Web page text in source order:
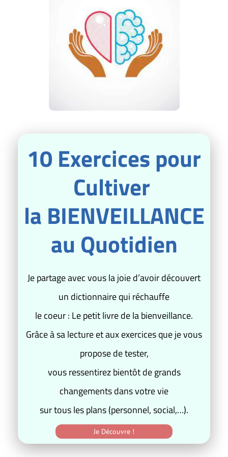
10 Exercices pour
Cultiver
la BIENVEILLANCE
au Quotidien
Je partage avec vous la joie d’avoir découvert
un dictionnaire qui réchauffe
le coeur : Le petit livre de la bienveillance.
Grâce à sa lecture et aux exercices que je vous
propose de tester,
vous ressentirez bientôt de grands
changements dans votre vie
sur tous les plans (personnel, social,…).
Je Découvre !